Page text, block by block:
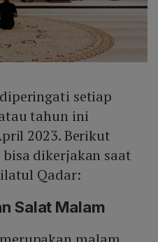
setiap
tahun ini
2023. Berikut
dikerjakan saat
Qadar:
Salat Malam